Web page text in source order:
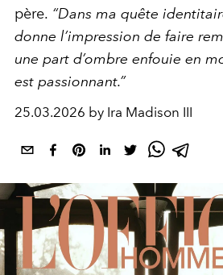
père. “Dans ma quête
donne l’impression de faire
une part d’ombre enfouie en
est passionnant.”
25.03.2026 by Ira Madison III